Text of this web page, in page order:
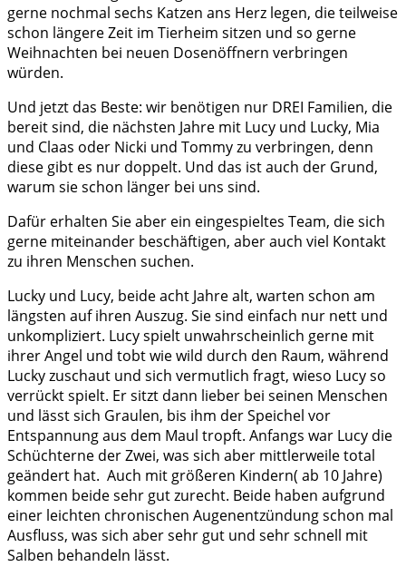
gerne nochmal sechs Katzen ans Herz legen, die teilweise
schon längere Zeit im Tierheim sitzen und so gerne
Weihnachten bei neuen Dosenöffnern verbringen
würden.
Und jetzt das Beste: wir benötigen nur DREI Familien, die
bereit sind, die nächsten Jahre mit Lucy und Lucky, Mia
und Claas oder Nicki und Tommy zu verbringen, denn
diese gibt es nur doppelt. Und das ist auch der Grund,
warum sie schon länger bei uns sind.
Dafür erhalten Sie aber ein eingespieltes Team, die sich
gerne miteinander beschäftigen, aber auch viel Kontakt
zu ihren Menschen suchen.
Lucky und Lucy, beide acht Jahre alt, warten schon am
längsten auf ihren Auszug. Sie sind einfach nur nett und
unkompliziert. Lucy spielt unwahrscheinlich gerne mit
ihrer Angel und tobt wie wild durch den Raum, während
Lucky zuschaut und sich vermutlich fragt, wieso Lucy so
verrückt spielt. Er sitzt dann lieber bei seinen Menschen
und lässt sich Graulen, bis ihm der Speichel vor
Entspannung aus dem Maul tropft. Anfangs war Lucy die
Schüchterne der Zwei, was sich aber mittlerweile total
geändert hat. Auch mit größeren Kindern( ab 10 Jahre)
kommen beide sehr gut zurecht. Beide haben aufgrund
einer leichten chronischen Augenentzündung schon mal
Ausfluss, was sich aber sehr gut und sehr schnell mit
Salben behandeln lässt.